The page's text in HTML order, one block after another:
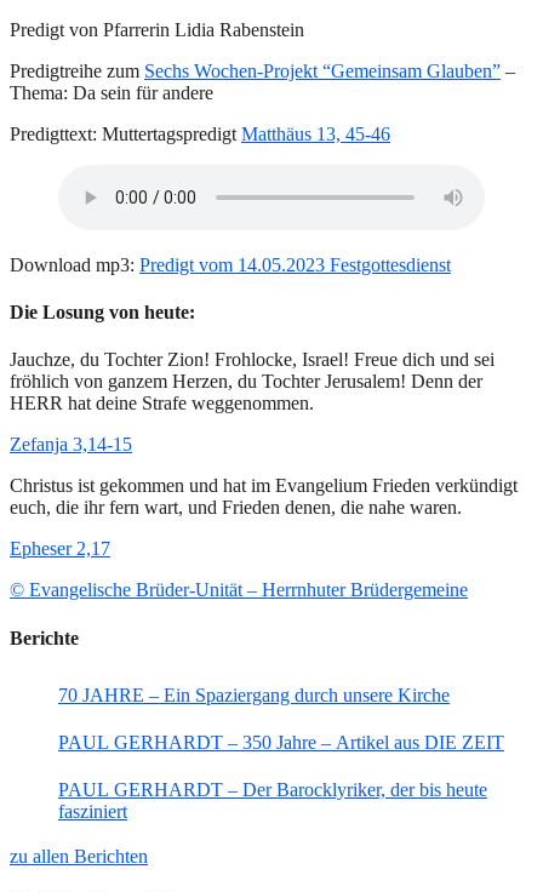
Predigt von Pfarrerin Lidia Rabenstein
Predigtreihe zum Sechs Wochen-Projekt “Gemeinsam Glauben” –
Thema: Da sein für andere
Predigttext: Muttertagspredigt Matthäus 13, 45-46
Download mp3: Predigt vom 14.05.2023 Festgottesdienst
Die Losung von heute:
Jauchze, du Tochter Zion! Frohlocke, Israel! Freue dich und sei
fröhlich von ganzem Herzen, du Tochter Jerusalem! Denn der
HERR hat deine Strafe weggenommen.
Zefanja 3,14-15
Christus ist gekommen und hat im Evangelium Frieden verkündigt
euch, die ihr fern wart, und Frieden denen, die nahe waren.
Epheser 2,17
© Evangelische Brüder-Unität – Herrnhuter Brüdergemeine
Berichte
70 JAHRE – Ein Spaziergang durch unsere Kirche
PAUL GERHARDT – 350 Jahre – Artikel aus DIE ZEIT
PAUL GERHARDT – Der Barocklyriker, der bis heute
fasziniert
zu allen Berichten